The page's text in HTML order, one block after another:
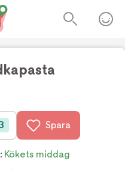
Spara
Kökets middag